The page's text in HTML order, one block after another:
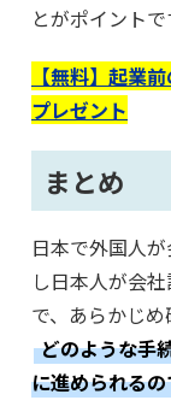
とがポイントで
【無料】起業
プレゼント
まとめ
日本で外国人
し日本人が会
で、あらかじめ
どのような手
に進められる